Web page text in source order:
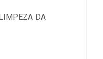
DA